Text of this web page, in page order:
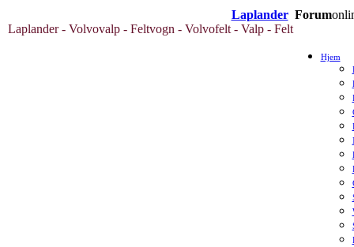
Laplander Forum
Laplander - Volvovalp - Feltvogn - Volvofelt - Valp - Felt
Hjem